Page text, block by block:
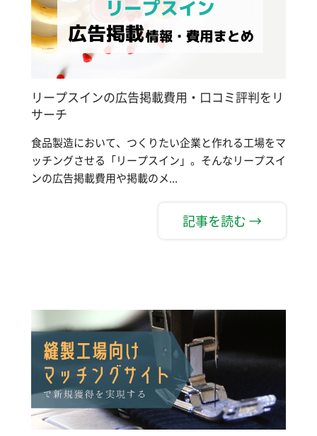
リープスインの広告掲載費用・口コミ評判をリ
サーチ
食品製造において、つくりたい企業と作れる工場をマ
ッチングさせる「リープスイン」。そんなリープスイ
ンの広告掲載費用や掲載のメ...
記事を読む →